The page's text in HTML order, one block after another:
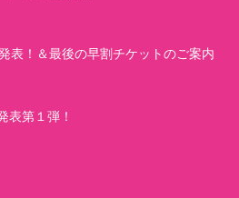
表！＆最後の早割チケットのご案内
表第１弾！